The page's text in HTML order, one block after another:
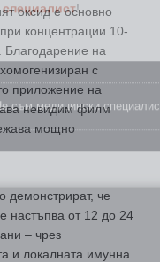
оксид е основно
концентрации 10-
Благодарение на
с
приложение на
невидим филм
мощно
демонстрират, че
настъпва от 12 до 24
– чрез
и локалната имунна
съм медицински специалист